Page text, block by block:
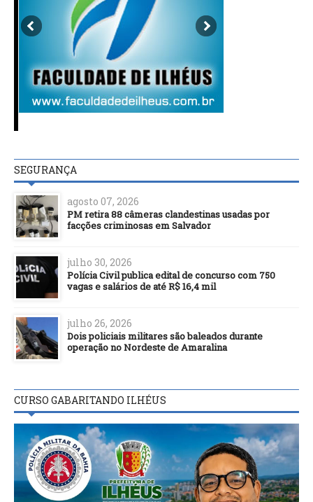
SEGURANÇA
agosto 07, 2026
PM retira 88 câmeras clandestinas usadas por
facções criminosas em Salvador
julho 30, 2026
Polícia Civil publica edital de concurso com 750
vagas e salários de até R$ 16,4 mil
julho 26, 2026
Dois policiais militares são baleados durante
operação no Nordeste de Amaralina
CURSO GABARITANDO ILHÉUS